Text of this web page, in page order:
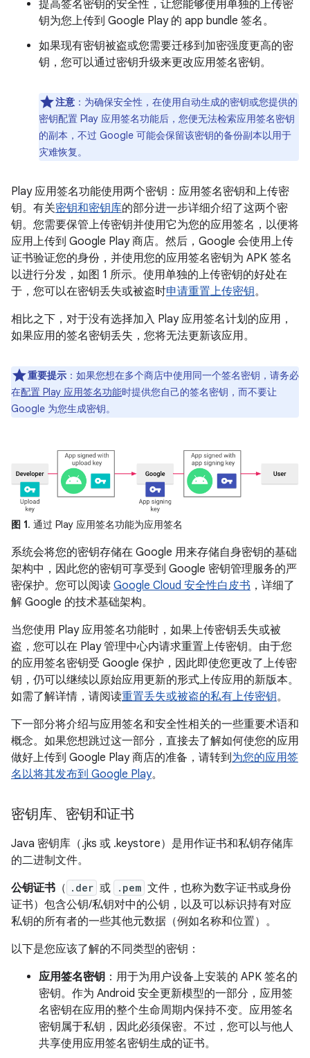
提高签名密钥的安全性，让您能够使用单独的上传密
钥为您上传到 Google Play 的 app bundle 签名。
如果现有密钥被盗或您需要迁移到加密强度更高的密
钥，您可以通过密钥升级来更改应用签名密钥。
注意 ：为确保安全性，在使用自动生成的密钥或您提供的
密钥配置 Play 应用签名功能后，您便无法检索应用签名密钥
的副本，不过 Google 可能会保留该密钥的备份副本以用于
灾难恢复。
Play 应用签名功能使用两个密钥：应用签名密钥和上传密
钥。有关密钥和密钥库的部分进一步详细介绍了这两个密
钥。 您需要保管上传密钥并使用它为您的应用签名，以便将
应用上传到 Google Play 商店。然后，Google 会使用上传
证书验证您的身份，并使用您的应用签名密钥为 APK 签名
以进行分发，如图 1 所示。使用单独的上传密钥的好处在
于，您可以在密钥丢失或被盗时申请重置上传密钥。
相比之下，对于没有选择加入 Play 应用签名计划的应用，
如果应用的签名密钥丢失，您将无法更新该应用。
重要提示 ：如果您想在多个商店中使用同一个签名密钥，请务必
在配置 Play 应用签名功能时提供您自己的签名密钥，而不要让
Google 为您生成密钥。
图 1. 通过 Play 应用签名功能为应用签名
系统会将您的密钥存储在 Google 用来存储自身密钥的基础
架构中，因此您的密钥可享受到 Google 密钥管理服务的严
密保护。您可以阅读 Google Cloud 安全性白皮书 ，详细了
解 Google 的技术基础架构。
当您使用 Play 应用签名功能时，如果上传密钥丢失或被
盗，您可以在 Play 管理中心内请求重置上传密钥。由于您
的应用签名密钥受 Google 保护，因此即使您更改了上传密
钥，仍可以继续以原始应用更新的形式上传应用的新版本。
如需了解详情，请阅读重置丢失或被盗的私有上传密钥。
下一部分将介绍与应用签名和安全性相关的一些重要术语和
概念。如果您想跳过这一部分，直接去了解如何使您的应用
做好上传到 Google Play 商店的准备，请转到为您的应用签
名以将其发布到 Google Play。
密钥库、密钥和证书
Java 密钥库（.jks 或 .keystore）是用作证书和私钥存储库
的二进制文件。
公钥证书 （ .der 或 .pem 文件，也称为数字证书或身份
证书）包含公钥/私钥对中的公钥，以及可以标识持有对应
私钥的所有者的一些其他元数据（例如名称和位置）。
以下是您应该了解的不同类型的密钥：
应用签名密钥 ：用于为用户设备上安装的 APK 签名的
密钥。作为 Android 安全更新模型的一部分，应用签
名密钥在应用的整个生命周期内保持不变。应用签名
密钥属于私钥，因此必须保密。不过，您可以与他人
共享使用应用签名密钥生成的证书。